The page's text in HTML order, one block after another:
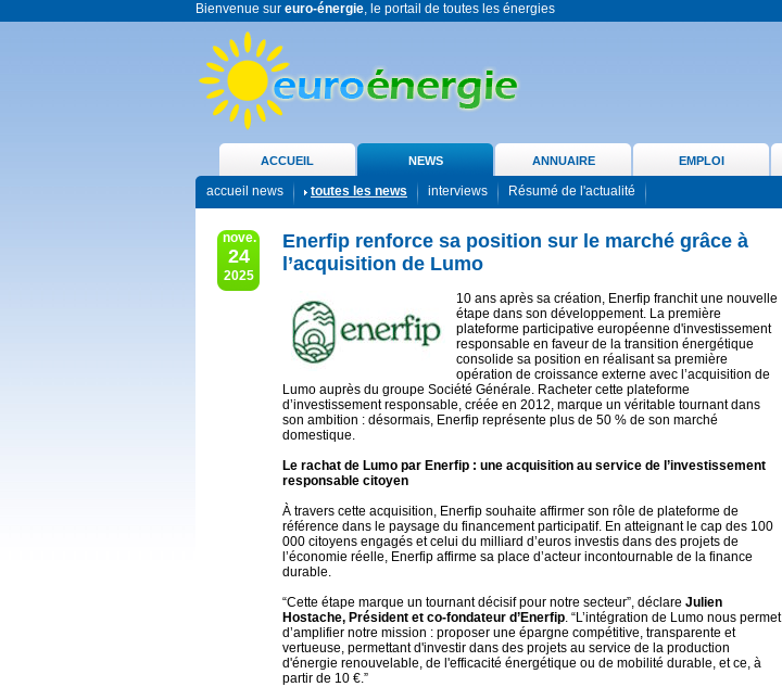
Bienvenue sur euro-énergie, le portail de toutes les énergies
ACCUEIL NEWS ANNUAIRE EMPLOI
accueil news toutes les news interviews Résumé de l'actualité
nove.
24
2025
Enerfip renforce sa position sur le marché grâce à
l’acquisition de Lumo
10 ans après sa création, Enerfip franchit une nouvelle
étape dans son développement. La première
plateforme participative européenne d'investissement
responsable en faveur de la transition énergétique
consolide sa position en réalisant sa première
opération de croissance externe avec l’acquisition de
Lumo auprès du groupe Société Générale. Racheter cette plateforme
d’investissement responsable, créée en 2012, marque un véritable tournant dans
son ambition : désormais, Enerfip représente plus de 50 % de son marché
domestique.
Le rachat de Lumo par Enerfip : une acquisition au service de l’investissement
responsable citoyen
À travers cette acquisition, Enerfip souhaite affirmer son rôle de plateforme de
référence dans le paysage du financement participatif. En atteignant le cap des 100
000 citoyens engagés et celui du milliard d’euros investis dans des projets de
l’économie réelle, Enerfip affirme sa place d’acteur incontournable de la finance
durable.
“Cette étape marque un tournant décisif pour notre secteur”, déclare Julien
Hostache, Président et co-fondateur d’Enerfip. “L’intégration de Lumo nous permet
d’amplifier notre mission : proposer une épargne compétitive, transparente et
vertueuse, permettant d'investir dans des projets au service de la production
d'énergie renouvelable, de l'efficacité énergétique ou de mobilité durable, et ce, à
partir de 10 €.”